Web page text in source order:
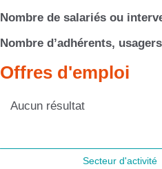
Nombre de salariés ou
Nombre d’adhérents,
Offres d'emploi
Aucun résultat
Secteur d'activité